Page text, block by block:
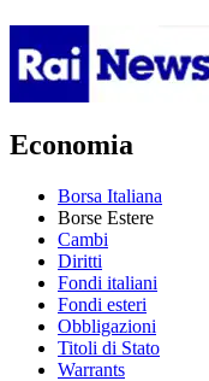
Economia
Borsa Italiana
Borse Estere
Cambi
Diritti
Fondi italiani
Fondi esteri
Obbligazioni
Titoli di Stato
Warrants